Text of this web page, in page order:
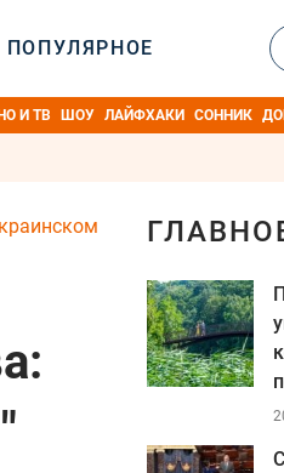
ПОПУЛЯРНОЕ
И ТВ ШОУ ЛАЙФХАКИ СОННИК